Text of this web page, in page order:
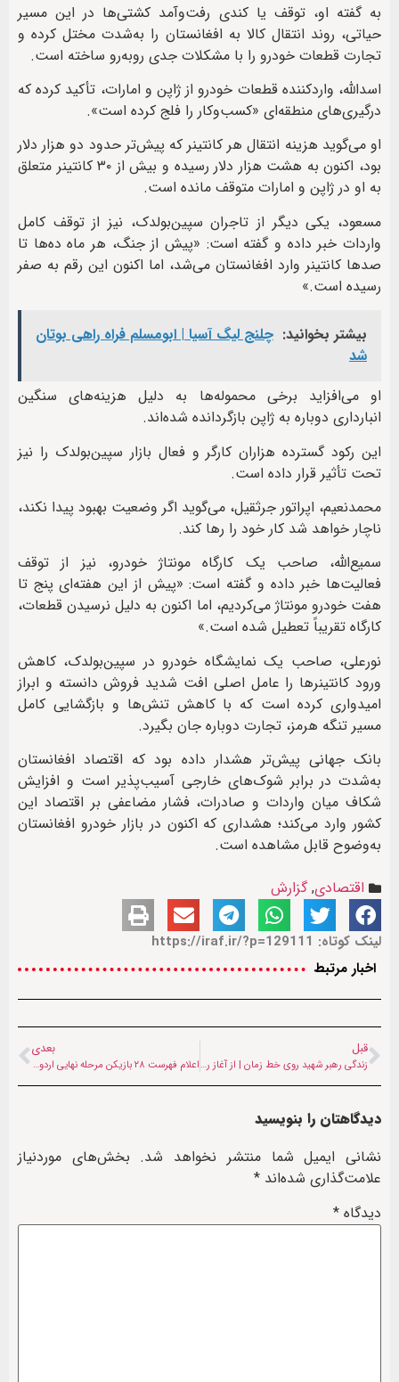
به گفته او، توقف یا کندی رفت‌وآمد کشتی‌ها در این مسیر
حیاتی، روند انتقال کالا به افغانستان را به‌شدت مختل کرده و
تجارت قطعات خودرو را با مشکلات جدی روبه‌رو ساخته است.
اسدالله، واردکننده قطعات خودرو از ژاپن و امارات، تأکید کرده که
درگیری‌های منطقه‌ای «کسب‌وکار را فلج کرده است».
او می‌گوید هزینه انتقال هر کانتینر که پیش‌تر حدود دو هزار دلار
بود، اکنون به هشت هزار دلار رسیده و بیش از ۳۰ کانتینر متعلق
به او در ژاپن و امارات متوقف مانده است.
مسعود، یکی دیگر از تاجران سپین‌بولدک، نیز از توقف کامل
واردات خبر داده و گفته است: «پیش از جنگ، هر ماه ده‌ها تا
صدها کانتینر وارد افغانستان می‌شد، اما اکنون این رقم به صفر
رسیده است.»
بیشتر بخوانید: چلنج لیگ آسیا | ابومسلم فراه راهی بوتان
شد
او می‌افزاید برخی محموله‌ها به دلیل هزینه‌های سنگین
انبارداری دوباره به ژاپن بازگردانده شده‌اند.
این رکود گسترده هزاران کارگر و فعال بازار سپین‌بولدک را نیز
تحت تأثیر قرار داده است.
محمدنعیم، اپراتور جرثقیل، می‌گوید اگر وضعیت بهبود پیدا نکند،
ناچار خواهد شد کار خود را رها کند.
سمیع‌الله، صاحب یک کارگاه مونتاژ خودرو، نیز از توقف
فعالیت‌ها خبر داده و گفته است: «پیش از این هفته‌ای پنج تا
هفت خودرو مونتاژ می‌کردیم، اما اکنون به دلیل نرسیدن قطعات،
کارگاه تقریباً تعطیل شده است.»
نورعلی، صاحب یک نمایشگاه خودرو در سپین‌بولدک، کاهش
ورود کانتینرها را عامل اصلی افت شدید فروش دانسته و ابراز
امیدواری کرده است که با کاهش تنش‌ها و بازگشایی کامل
مسیر تنگه هرمز، تجارت دوباره جان بگیرد.
بانک جهانی پیش‌تر هشدار داده بود که اقتصاد افغانستان
به‌شدت در برابر شوک‌های خارجی آسیب‌پذیر است و افزایش
شکاف میان واردات و صادرات، فشار مضاعفی بر اقتصاد این
کشور وارد می‌کند؛ هشداری که اکنون در بازار خودرو افغانستان
به‌وضوح قابل مشاهده است.
اقتصادی,گزارش
لینک کوتاه: https://iraf.ir/?p=129111
اخبار مرتبط
قبل
زندگی رهبر شهید روی خط زمان | از آغاز رهبری تا تثبیت جمهوری اسلامی در دوران پس از جنگ
بعدی
اعلام فهرست ۲۸ بازیکن مرحله نهایی اردوی انتخابی فوتسال زیر ۱۷ سال افغانستان
دیدگاهتان را بنویسید
نشانی ایمیل شما منتشر نخواهد شد. بخش‌های موردنیاز
علامت‌گذاری شده‌اند *
دیدگاه *